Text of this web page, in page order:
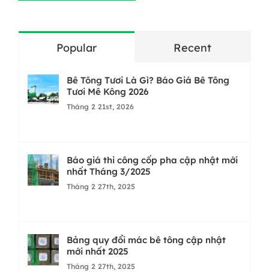
Popular Recent
Bê Tông Tươi Là Gì? Báo Giá Bê Tông
Tươi Mê Kông 2026
Tháng 2 21st, 2026
Báo giá thi công cốp pha cập nhật mới
nhất Tháng 3/2025
Tháng 2 27th, 2025
Bảng quy đổi mác bê tông cập nhật
mới nhất 2025
Tháng 2 27th, 2025